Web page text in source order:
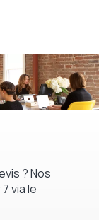
? Nos
via le